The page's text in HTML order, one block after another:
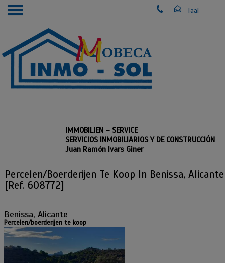
IMMOBILIEN – SERVICE
SERVICIOS INMOBILIARIOS Y DE CONSTRUCCIÓN
Juan Ramón Ivars Giner
Percelen/boerderijen Te Koop In Benissa, Alicante
[Ref. 608772]
Benissa, Alicante
Percelen/boerderijen te koop